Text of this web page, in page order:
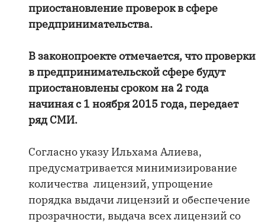
приостановление проверок в сфере
предпринимательства.
В законопроекте отмечается, что проверки
в предпринимательской сфере будут
приостановлены сроком на 2 года
начиная с 1 ноября 2015 года, передает
ряд СМИ.
Согласно указу Ильхама Алиева,
предусматривается минимизирование
количества лицензий, упрощение
порядка выдачи лицензий и обеспечение
прозрачности, выдача всех лицензий со